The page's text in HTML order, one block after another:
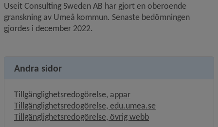
Useit Consulting Sweden AB har gjort en oberoende
granskning av Umeå kommun. Senaste bedömningen
gjordes i december 2022.
Andra sidor
Tillgänglighetsredogörelse, appar
Tillgänglighetsredogörelse, edu.umea.se
Tillgänglighetsredogörelse, övrig webb